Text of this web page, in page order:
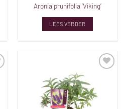
Aronia prunifolia ‘Viking’
LEES VERDER
verlanglijst